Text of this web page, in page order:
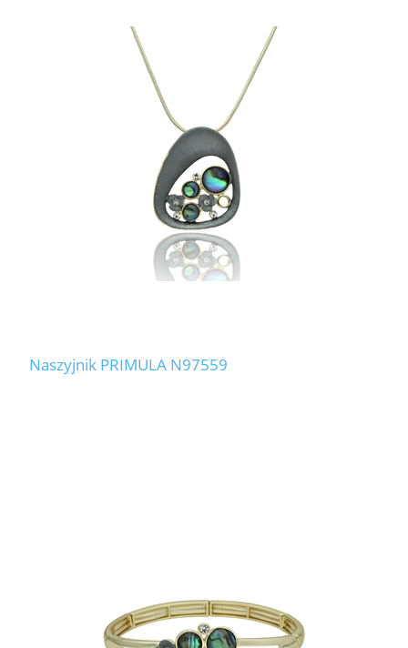
Naszyjnik PRIMULA N97559